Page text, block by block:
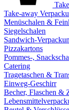
Take-away
Menüschalen &
Siegelschalen
Sandwich-
Pizzakartons
Pommes-,
Catering
Tragetaschen &
Einweg-Geschirr
Becher, Flaschen &